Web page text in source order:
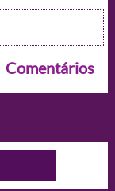
Comentários